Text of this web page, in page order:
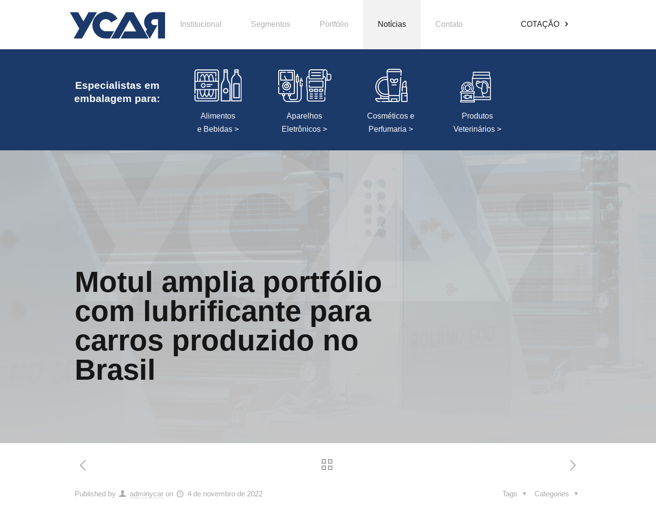
Institucional Segmentos Portfólio Notícias Contato COTAÇÃO
Especialistas em
embalagem para:
Alimentos
e Bebidas >
Aparelhos
Eletrônicos >
Cosméticos e
Perfumaria >
Produtos
Veterinários >
Motul amplia portfólio
com lubrificante para
carros produzido no
Brasil
Published by adminycar on 4 de novembro de 2022 Categories
Tags